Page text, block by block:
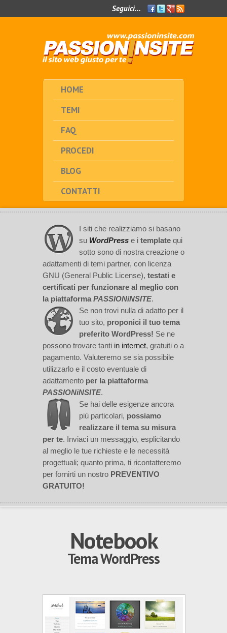
Seguici... Facebook
TwitterGoogle+
RSS
HOME
TEMI
FAQ
PROCEDI
BLOG
CONTATTI
I siti che realizziamo si basano
su WordPress e i template qui
sotto sono di nostra creazione o
adattamenti di temi partner, con licenza
GNU (General Public License), testati e
certificati per funzionare al meglio con
la piattaforma PASSIONiNSITE.
Se non trovi nulla di adatto per il
tuo sito, proponici il tuo tema
preferito WordPress! Se ne
possono trovare tanti in internet, gratuiti o a
pagamento. Valuteremo se sia possibile
utilizzarlo e il costo eventuale di
adattamento per la piattaforma
PASSIONiNSITE.
Se hai delle esigenze ancora
più particolari, possiamo
realizzare il tema su misura
per te. Inviaci un messaggio, esplicitando
al meglio le tue richieste e le necessità
progettuali; quanto prima, ti ricontatteremo
per fornirti un nostro PREVENTIVO
GRATUITO!
Notebook
Tema WordPress